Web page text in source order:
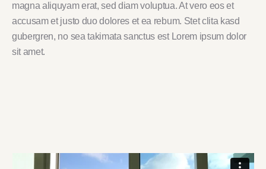
magna aliquyam erat, sed diam voluptua. At vero eos et
accusam et justo duo dolores et ea rebum. Stet clita kasd
gubergren, no sea takimata sanctus est Lorem ipsum dolor
sit amet.